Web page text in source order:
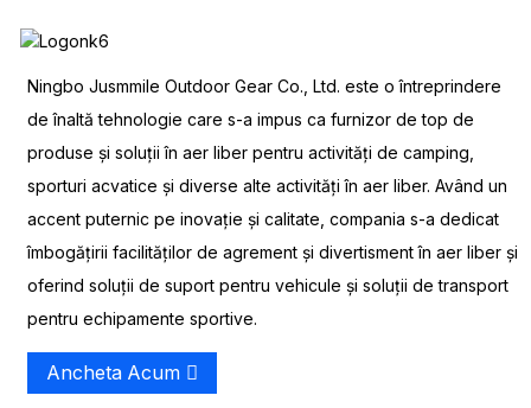
Ningbo Jusmmile Outdoor Gear Co., Ltd. este o întreprindere
de înaltă tehnologie care s-a impus ca furnizor de top de
produse și soluții în aer liber pentru activități de camping,
sporturi acvatice și diverse alte activități în aer liber. Având un
accent puternic pe inovație și calitate, compania s-a dedicat
îmbogățirii facilităților de agrement și divertisment în aer liber și
oferind soluții de suport pentru vehicule și soluții de transport
pentru echipamente sportive.
Ancheta Acum